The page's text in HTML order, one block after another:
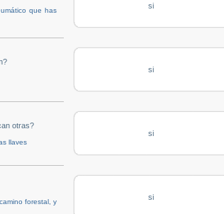
que has
si
si
otras?
llaves
si
forestal, y
si